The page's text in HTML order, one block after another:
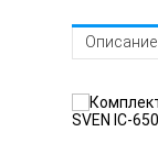
Описание